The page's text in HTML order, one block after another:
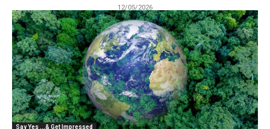
12/05/2026
Say Yes ...& Get Impressed